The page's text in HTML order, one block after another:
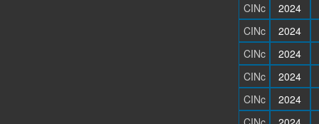
CINc
2024
CINc
2024
CINc
2024
CINc
2024
CINc
2024